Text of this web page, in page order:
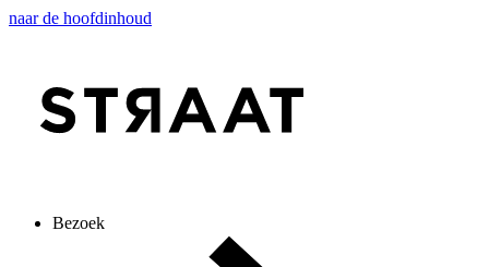
naar de hoofdinhoud
Bezoek